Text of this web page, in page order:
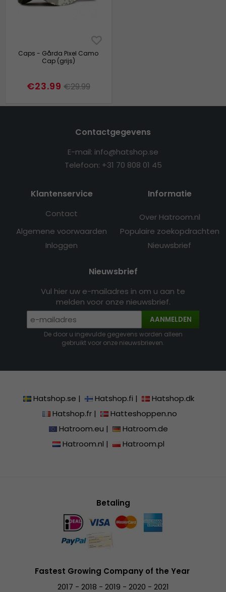
Caps - Gårda Pixel Camo
Cap (grijs)
€23.99 €29.99
Contactgegevens
E-mail: info@hatshop.se
Telefoon: +31 70 808 01 45
Klantenservice
Contact
Algemene voorwaarden
Inloggen
Informatie
Over Hatroom.nl
Populaire zoekopdrachten
Nieuwsbrief
Nieuwsbrief
Vul hier uw e-mailadres in om u aan te
melden voor onze nieuwsbrief.
AANMELDEN
De door u ingevulde gegevens worden alleen
gebruikt voor onze nieuwsbrieven.
Hatshop.se | Hatshop.fi |
Hatshop.dk
Hatshop.fr|
Hatteshoppen.no
Hatroom.eu |
Hatroom.de
Hatroom.nl | Hatroom.pl
Betaling
Fastest Growing Company of the Year
2017 - 2018 - 2019 - 2020 - 2021